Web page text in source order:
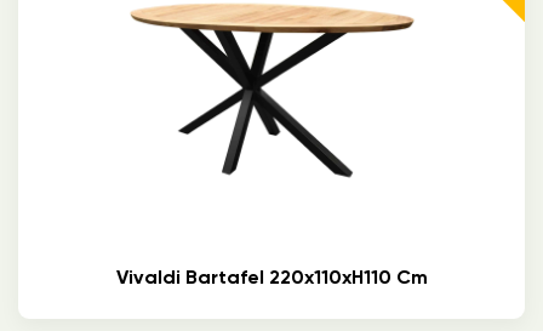
Vivaldi Bartafel 220x110xH110 Cm